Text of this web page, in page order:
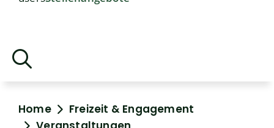
Home
Freizeit & Engagement